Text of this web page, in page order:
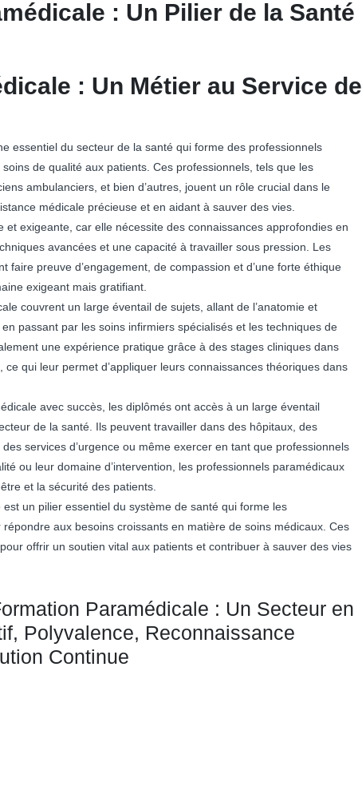
: Un Pilier de la Santé
: Un Métier au Service de
essentiel du secteur de la santé qui forme des professionnels
de qualité aux patients. Ces professionnels, tels que les
ambulanciers, et bien d’autres, jouent un rôle crucial dans le
médicale précieuse et en aidant à sauver des vies.
exigeante, car elle nécessite des connaissances approfondies en
avancées et une capacité à travailler sous pression. Les
faire preuve d’engagement, de compassion et d’une forte éthique
exigeant mais gratifiant.
couvrent un large éventail de sujets, allant de l’anatomie et
passant par les soins infirmiers spécialisés et les techniques de
une expérience pratique grâce à des stages cliniques dans
qui leur permet d’appliquer leurs connaissances théoriques dans
avec succès, les diplômés ont accès à un large éventail
de la santé. Ils peuvent travailler dans des hôpitaux, des
services d’urgence ou même exercer en tant que professionnels
ou leur domaine d’intervention, les professionnels paramédicaux
et la sécurité des patients.
un pilier essentiel du système de santé qui forme les
aux besoins croissants en matière de soins médicaux. Ces
offrir un soutien vital aux patients et contribuer à sauver des vies
Paramédicale : Un Secteur en
Polyvalence, Reconnaissance
Continue